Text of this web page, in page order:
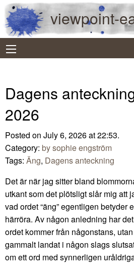
viewpoint-
Dagens
2026
Posted on July 6, 2026 at 22:53.
Category: by sophie engström
Tags: Äng, Dagens anteckning
Det är när jag sitter bland
utkant som det plötsligt slår mig att
vad ordet “äng” egentligen betyder
härröra. Av någon anledning har
ordet kommer från någonstans,
gammalt landat i någon slags
om ett ord med synnerligen